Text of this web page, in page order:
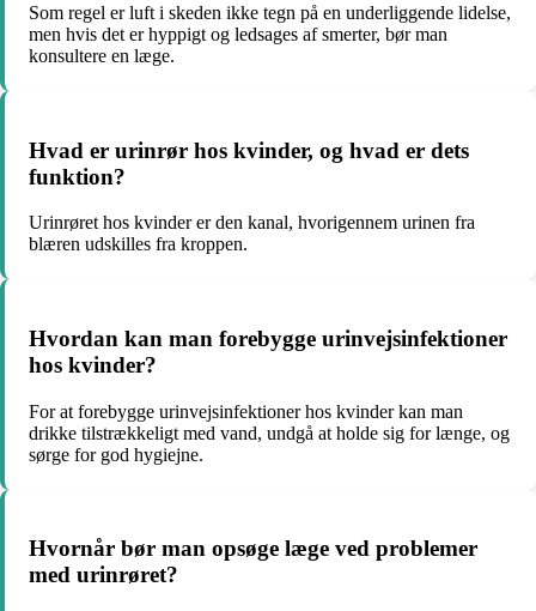
Som regel er luft i skeden ikke tegn på en underliggende lidelse,
men hvis det er hyppigt og ledsages af smerter, bør man
konsultere en læge.
Hvad er urinrør hos kvinder, og hvad er dets
funktion?
Urinrøret hos kvinder er den kanal, hvorigennem urinen fra
blæren udskilles fra kroppen.
Hvordan kan man forebygge urinvejsinfektioner
hos kvinder?
For at forebygge urinvejsinfektioner hos kvinder kan man
drikke tilstrækkeligt med vand, undgå at holde sig for længe, og
sørge for god hygiejne.
Hvornår bør man opsøge læge ved problemer
med urinrøret?